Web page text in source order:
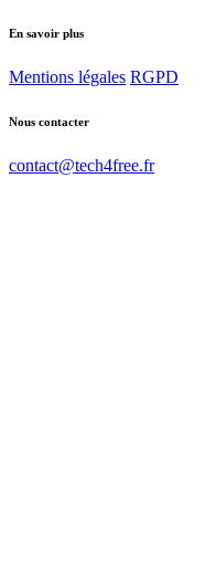
En savoir plus
Mentions légales RGPD
Nous contacter
contact@tech4free.fr